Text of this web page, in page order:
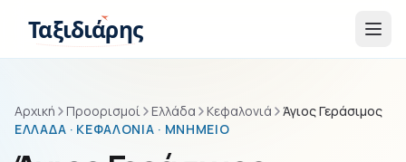
Ταξιδιάρης
Αρχική Προορισμοί Ελλάδα Κεφαλονιά
Άγιος Γεράσιμος
ΕΛΛΆΔΑ · ΚΕΦΑΛΟΝΙΆ · ΜΝΗΜΕΊΟ